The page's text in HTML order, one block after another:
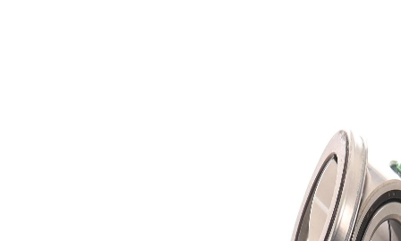
Artikelnummer
Antal
1
SKF02269
1